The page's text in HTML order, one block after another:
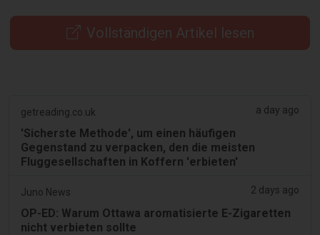
Vollständigen Artikel lesen
getreading.co.uk a day ago
'Sicherste Methode', um einen häufigen
Gegenstand zu verpacken, den die meisten
Fluggesellschaften in Koffern 'erbieten'
Juno News 2 days ago
OP-ED: Warum Ottawa aromatisierte E-Zigaretten
nicht verbieten sollte